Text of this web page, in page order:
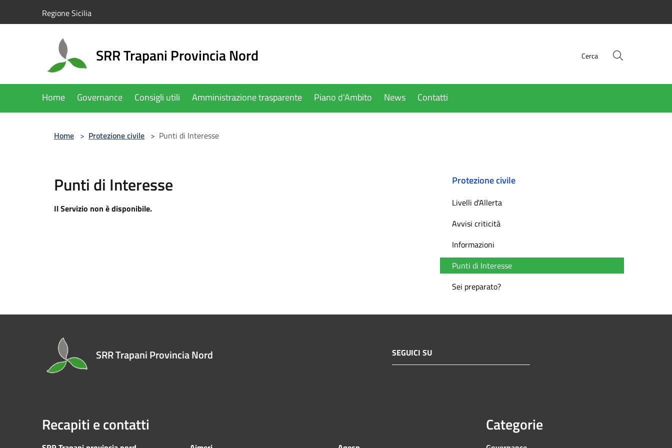
Regione Sicilia
SRR Trapani Provincia Nord Cerca
Home Governance Consigli utili Amministrazione trasparente Piano d'Ambito News Contatti
Home > Protezione civile > Punti di Interesse
Punti di Interesse
Il Servizio non è disponibile.
Protezione civile
Livelli d'Allerta
Avvisi criticità
Informazioni
Punti di Interesse
Sei preparato?
SRR Trapani Provincia Nord SEGUICI SU
Recapiti e contatti Categorie